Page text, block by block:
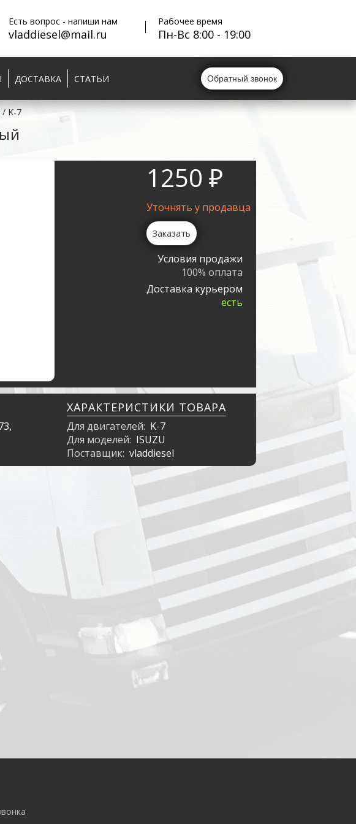
Есть вопрос - напиши нам
vladdiesel@mail.ru
Рабочее время
Пн-Вс 8:00 - 19:00
ДОСТАВКА СТАТЬИ Обратный звонок
/K-7
1250 ₽
Уточнять у продавца
Заказать
Условия продажи
100% оплата
Доставка курьером
есть
ХАРАКТЕРИСТИКИ ТОВАРА
Для двигателей: K-7
Для моделей: ISUZU
Поставщик: vladdiesel